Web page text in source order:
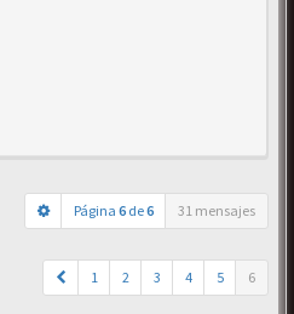
Página 6 de6 31 mensajes
1 2 3 4 5 6